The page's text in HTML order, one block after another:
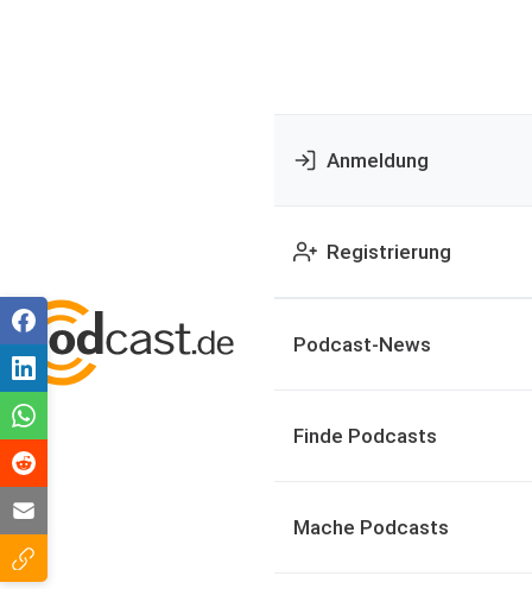
Anmeldung
Registrierung
Podcast-News
Finde Podcasts
Mache Podcasts